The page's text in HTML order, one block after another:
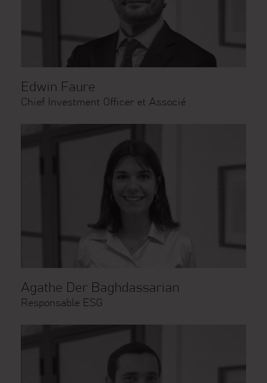
Edwin Faure
Chief Investment Officer et Associé
Agathe Der Baghdassarian
Responsable ESG